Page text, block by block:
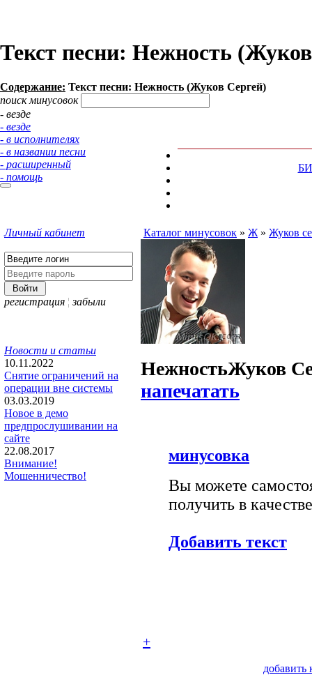
Текст песни: Нежность
Содержание: Текст песни: Нежность (Жуков Сергей)
поиск минусовок
- везде
- везде
- в исполнителях
- в названии песни
- расширенный
- помощь
Личный кабинет
регистрация ¦ забыли
Новости и статьи
10.11.2022
Снятие ограничений на
операции вне системы
03.03.2019
Новое в демо
предпрослушивании на
сайте
22.08.2017
Внимание!
Мошенничество!
Каталог минусовок » Ж » Жуков
НежностьЖуков
напечатать
минусовка
Вы можете
получить в
Добавить текст
+
добавить